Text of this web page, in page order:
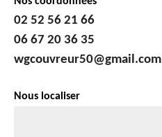
02 52 56 21 66
06 67 20 36 35
wgcouvreur50@gmail.com
Nous localiser